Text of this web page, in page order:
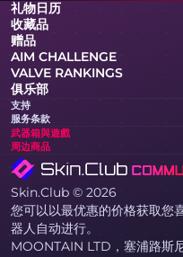
礼物日历
收藏品
赠品
AIM CHALLENGE
VALVE RANKINGS
俱乐部
支持
服务条款
武器箱與遊戲
周边商品
Skin.Club © 2026
您可以以最优惠的价格获取您
器人自动进行。
MOONTAIN LTD，塞浦路斯